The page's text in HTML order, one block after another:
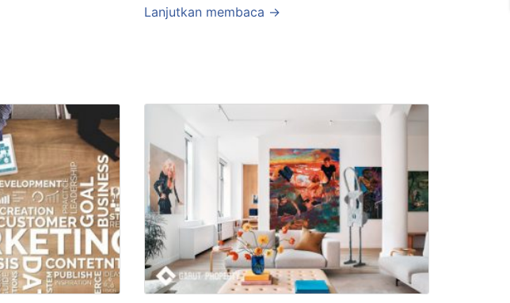
Lanjutkan membaca →